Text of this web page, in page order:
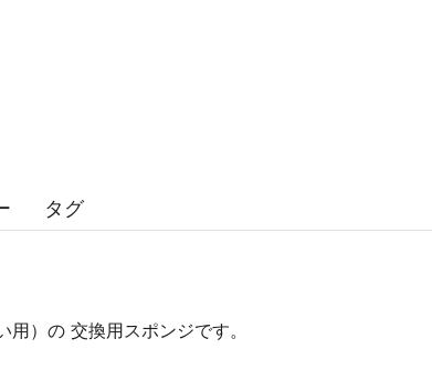
タグ
）の 交換用スポンジです。